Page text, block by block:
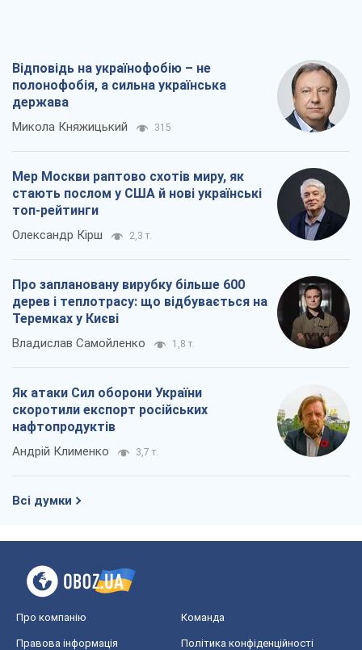
Відповідь на українофобію – не
полонофобія, а сильна українська
держава
Микола Княжицький 315
Мер Москви раптово схотів миру, як
стають послом у США й нові українські
топ-рейтинги
Олександр Кірш 2,3 т.
Про заплановану вирубку більше 600
дерев і теплотрасу: що відбувається на
Теремках у Києві
Владислав Самойленко 1,8 т.
Як атаки Сил оборони України
скоротили експорт російських
нафтопродуктів
Андрій Клименко 3,7 т.
Всі думки
Про компанію Команда
Правова інформація Політика конфіденційності